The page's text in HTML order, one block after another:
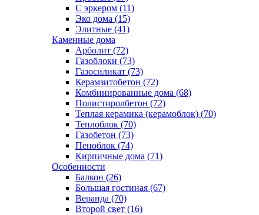
С эркером (11)
Эко дома (15)
Элитные (41)
Каменные дома
Арболит (72)
Газоблоки (73)
Газосиликат (73)
Керамзитобетон (72)
Комбинированные дома (68)
Полистиролбетон (72)
Теплая керамика (керамоблок) (70)
Теплоблок (70)
Газобетон (73)
Пеноблок (74)
Кирпичные дома (71)
Особенности
Балкон (26)
Большая гостиная (67)
Веранда (70)
Второй свет (16)